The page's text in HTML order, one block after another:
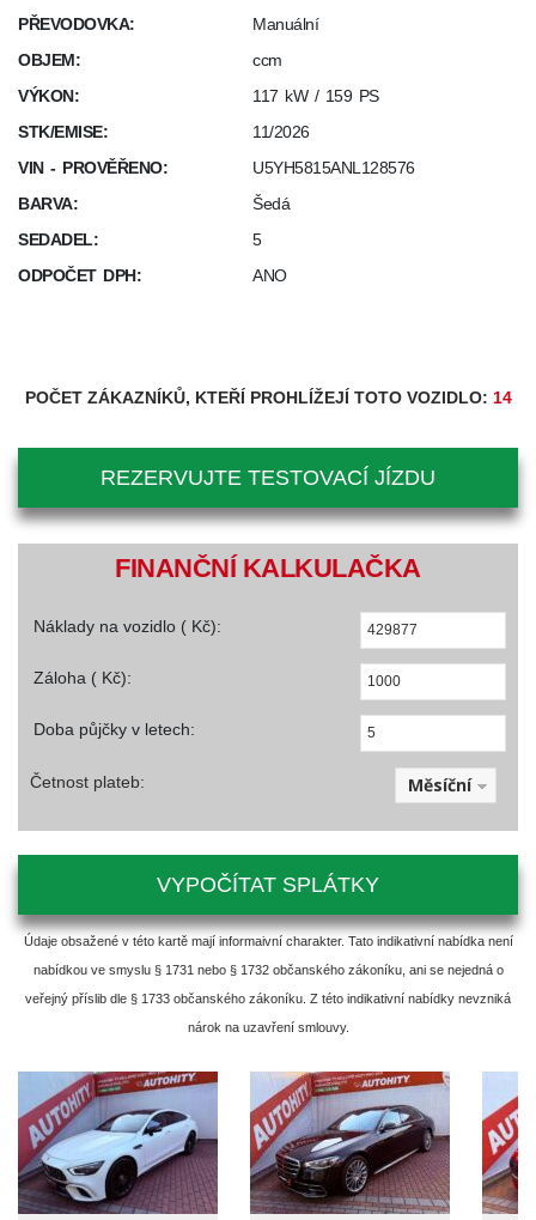
PŘEVODOVKA:
Manuální
OBJEM:
ccm
VÝKON:
117 kW / 159 PS
STK/EMISE:
11/2026
VIN - PROVĚŘENO:
U5YH5815ANL128576
BARVA:
Šedá
SEDADEL:
5
ODPOČET DPH:
ANO
POČET ZÁKAZNÍKŮ, KTEŘÍ PROHLÍŽEJÍ TOTO VOZIDLO: 14
REZERVUJTE TESTOVACÍ JÍZDU
FINANČNÍ KALKULAČKA
Náklady na vozidlo ( Kč):
Záloha ( Kč):
Doba půjčky v letech:
Četnost plateb: Měsíční
VYPOČÍTAT SPLÁTKY
Údaje obsažené v této kartě mají informaivní charakter. Tato indikativní nabídka není
nabídkou ve smyslu § 1731 nebo § 1732 občanského zákoníku, ani se nejedná o
veřejný příslib dle § 1733 občanského zákoníku. Z této indikativní nabídky nevzniká
nárok na uzavření smlouvy.